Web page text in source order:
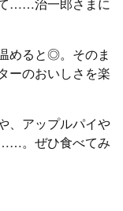
……治一郎さまに
めると◎。そのま
ーのおいしさを楽
、アップルパイや
。ぜひ食べてみ